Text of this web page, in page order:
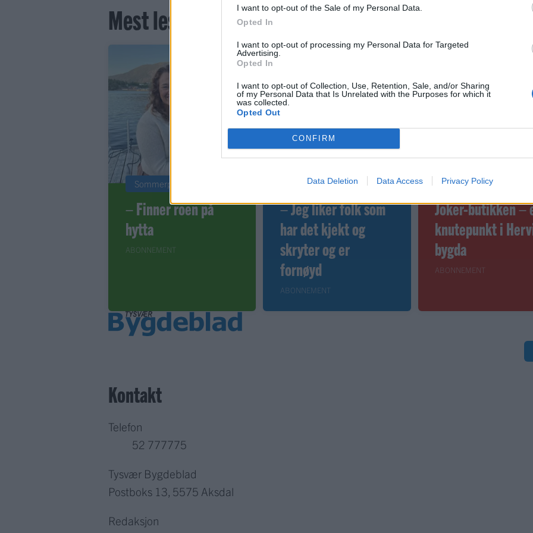
I want to opt-out of the Sale of my Personal Data.
Opted In
I want to opt-out of processing my Personal Data for Targeted
Advertising.
Opted In
I want to opt-out of Collection, Use, Retention, Sale, and/or Sharing
of my Personal Data that Is Unrelated with the Purposes for which it
was collected.
Opted Out
CONFIRM
Data Deletion Data Access Privacy Policy
Mest lest siste syv dager
Sommerpraten
– Finner roen på
hytta
ABONNEMENT
Sommerpraten
– Jeg liker folk som
har det kjekt og
skryter og er
fornøyd
ABONNEMENT
Nyhende
Joker-butikken –
knutepunkt i
bygda
ABONNEMENT
Kontakt
Telefon
52 777775
Tysvær Bygdeblad
Postboks 13, 5575 Aksdal
Redaksjon